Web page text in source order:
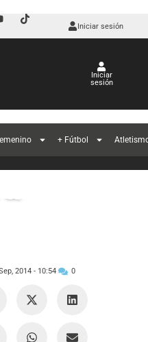
Iniciar sesión
Iniciar
sesión
+ Fútbol
2014 - 10:54 0